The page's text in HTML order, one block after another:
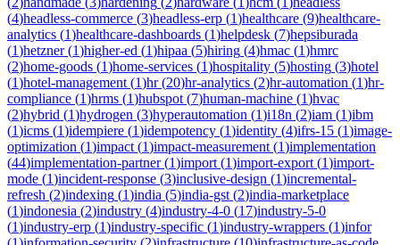
(4)headless-commerce (3)headless-erp (1)healthcare (9)healthcare-
analytics (1)healthcare-dashboards (1)helpdesk (7)hepsiburada
(1)hetzner(1)higher-ed (1)hipaa (5)hiring (4)hmac (1)hmrc
(2)home-goods (1)home-services (1)hospitality (5)hosting (3)hotel
(1)hotel-management (1)hr(20)hr-analytics (2)hr-automation (1)hr-
compliance (1)hrms (1)hubspot (7)human-machine (1)hvac
(2)hybrid (1)hydrogen (3)hyperautomation (1)i18n (2)iam (1)ibm
(1)icms (1)idempiere (1)idempotency (1)identity (4)ifrs-15 (1)image-
optimization (1)impact (1)impact-measurement (1)implementation
(44)implementation-partner(1)import (1)import-export (1)import-
mode (1)incident-response (3)inclusive-design (1)incremental-
refresh (2)indexing (1)india (5)india-gst (2)india-marketplace
(1)indonesia (2)industry (4)industry-4-0 (17)industry-5-0
(1)industry-erp (1)industry-specific (1)industry-wrappers (1)infor